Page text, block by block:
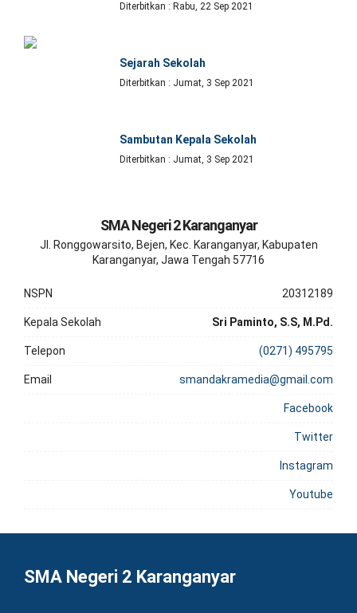
Diterbitkan : Rabu, 22 Sep 2021
Sejarah Sekolah
Diterbitkan : Jumat, 3 Sep 2021
Sambutan Kepala Sekolah
Diterbitkan : Jumat, 3 Sep 2021
SMA Negeri 2 Karanganyar
Jl. Ronggowarsito, Bejen, Kec. Karanganyar, Kabupaten
Karanganyar, Jawa Tengah 57716
NSPN 20312189
Kepala Sekolah Sri Paminto, S.S, M.Pd.
Telepon (0271) 495795
Email smandakramedia@gmail.com
Facebook
Twitter
Instagram
Youtube
SMA Negeri 2 Karanganyar